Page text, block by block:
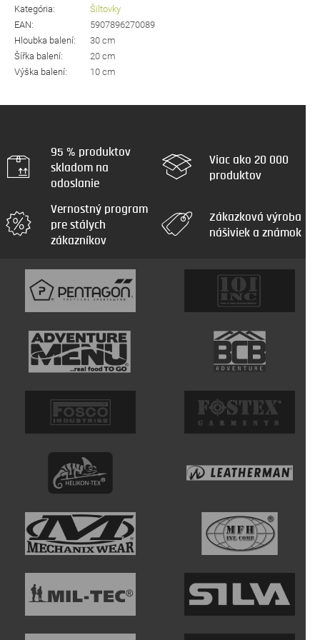
Kategória:
Šiltovky
EAN:
5907896270089
Hloubka balení:
30 cm
Šířka balení:
20 cm
Výška balení: 10 cm
95 % produktov
skladom na
odoslanie
Viac ako 20 000
produktov
Vernostný program
pre stálych
zákazníkov
Zákazková výroba
nášiviek a známok